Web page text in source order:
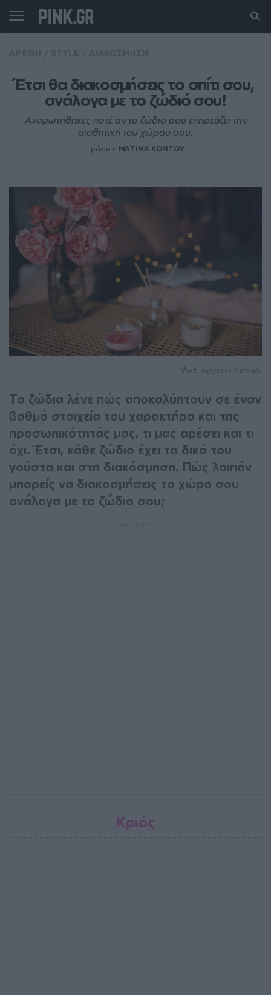
Έτσι θα διακοσμήσεις το σπίτι σου,
ανάλογα με το ζώδιό σου!
Αναρωτήθηκες ποτέ αν το ζώδιο σου επηρεάζει την
αισθητική του χώρου σου;
Γράφει η MATINA KONTOY
Φωτ. αρχείου / envato
Τα ζώδια λένε πώς αποκαλύπτουν σε έναν
βαθμό στοιχεία του χαρακτήρα και της
προσωπικότητάς μας, τι μας αρέσει και τι
όχι. Έτσι, κάθε ζώδιο έχει τα δικά του
γούστα και στη διακόσμηση. Πώς λοιπόν
μπορείς να διακοσμήσεις το χώρο σου
ανάλογα με το ζώδιο σου;
Κριός